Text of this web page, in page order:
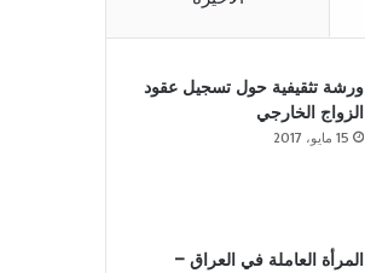
ورشة تثقيفية حول تسجيل عقود
الزواج الخارجي
15 مايو، 2017
المرأة العاملة في العراق –